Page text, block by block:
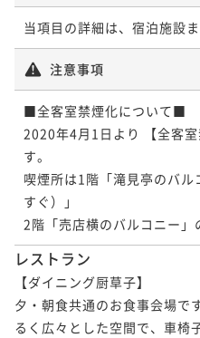
当項目の詳細は、宿泊施設
注意事項
■全客室禁煙化について■
2020年4月1日より 【全客
す。
喫煙所は1階「滝見亭のバ
すぐ）」
2階「売店横のバルコニー
レストラン
【ダイニング厨草子】
夕・朝食共通のお食事会場で
るく広々とした空間で、車椅